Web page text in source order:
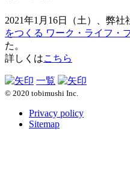
2021年1月16日（土）、弊
をつくる ワーク・ライフ・
た。
詳しくはこちら
一覧
© 2020 tobimushi Inc.
Privacy policy
Sitemap